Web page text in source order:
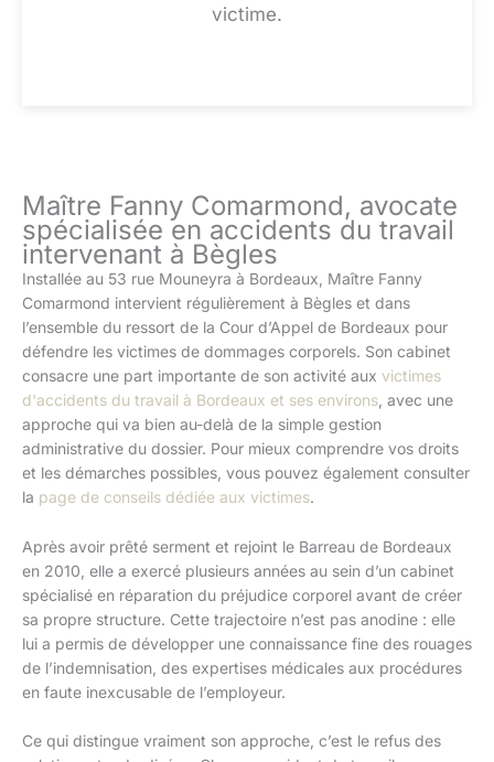
victime.
Maître Fanny Comarmond, avocate
spécialisée en accidents du travail
intervenant à Bègles
Installée au 53 rue Mouneyra à Bordeaux, Maître Fanny
Comarmond intervient régulièrement à Bègles et dans
l’ensemble du ressort de la Cour d’Appel de Bordeaux pour
défendre les victimes de dommages corporels. Son cabinet
consacre une part importante de son activité aux victimes
d'accidents du travail à Bordeaux et ses environs , avec une
approche qui va bien au-delà de la simple gestion
administrative du dossier. Pour mieux comprendre vos droits
et les démarches possibles, vous pouvez également consulter
la page de conseils dédiée aux victimes.
Après avoir prêté serment et rejoint le Barreau de Bordeaux
en 2010, elle a exercé plusieurs années au sein d’un cabinet
spécialisé en réparation du préjudice corporel avant de créer
sa propre structure. Cette trajectoire n’est pas anodine : elle
lui a permis de développer une connaissance fine des rouages
de l’indemnisation, des expertises médicales aux procédures
en faute inexcusable de l’employeur.
Ce qui distingue vraiment son approche, c’est le refus des